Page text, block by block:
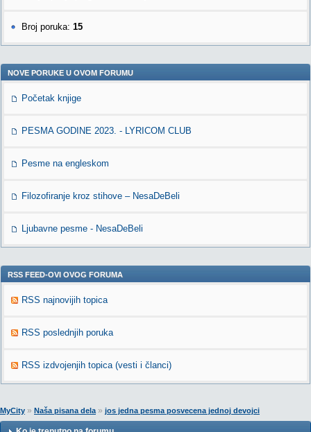
Broj poruka: 15
NOVE PORUKE U OVOM FORUMU
Početak knjige
PESMA GODINE 2023. - LYRICOM CLUB
Pesme na engleskom
Filozofiranje kroz stihove – NesaDeBeli
Ljubavne pesme - NesaDeBeli
RSS FEED-OVI OVOG FORUMA
RSS najnovijih topica
RSS poslednjih poruka
RSS izdvojenjih topica (vesti i članci)
MyCity » Naša pisana dela» jos jedna pesma posvecena jednoj devojci